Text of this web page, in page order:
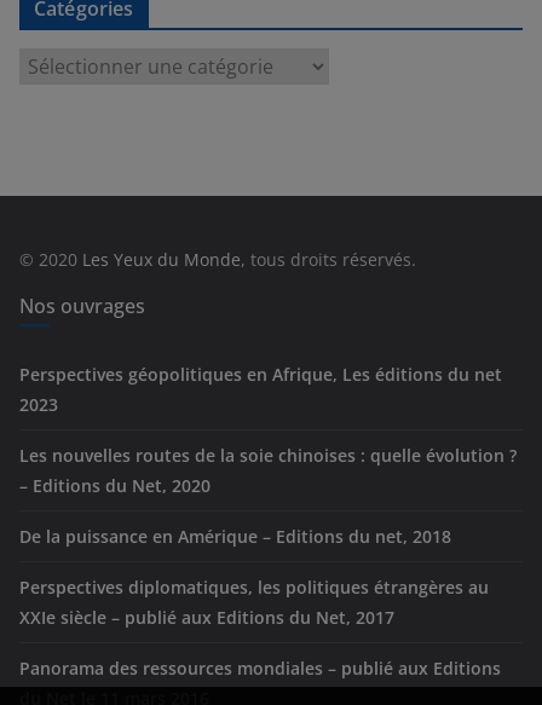
Catégories
e
© 2020 Les Yeux du Monde, tous droits réservés.
Nos ouvrages
Perspectives géopolitiques en Afrique, Les éditions du net
2023
Les nouvelles routes de la soie chinoises : quelle évolution ?
– Editions du Net, 2020
De la puissance en Amérique – Editions du net, 2018
Perspectives diplomatiques, les politiques étrangères au
XXIe siècle – publié aux Editions du Net, 2017
Panorama des ressources mondiales – publié aux Editions